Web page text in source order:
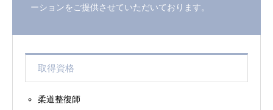
ーションをご提供させていただいております。
取得資格
柔道整復師